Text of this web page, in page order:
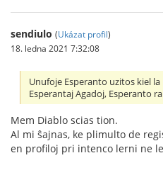
sendiulo (Ukázat profil)
18. ledna 2021 7:32:08
Unufoje Esperanto uzitos kiel
Esperantaj Agadoj, Esperanto
Mem Diablo scias tion.
Al mi ŝajnas, ke plimulto de
en profiloj pri intenco lerni ne